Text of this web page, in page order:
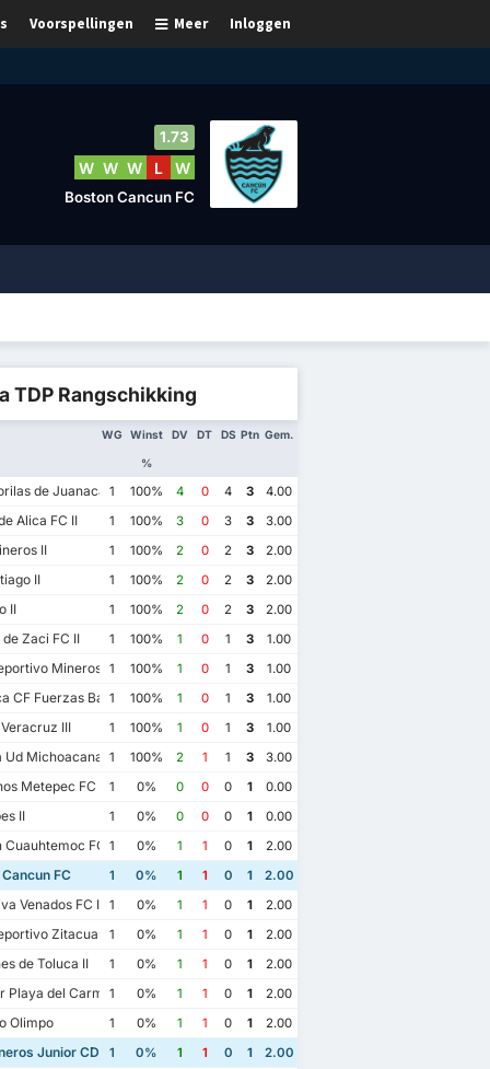
Inloggen
Meer
Voorspellingen
1.73
W W W L W
Boston Cancun FC
TDP Rangschikking
WG Winst
%
DV DT DS Ptn Gem.
de Juanacatlan II
1 100% 4 0 4 3 4.00
Alica FC II 1 100% 3 0 3 3 3.00
II 1 100% 2 0 2 3 2.00
II 1 100% 2 0 2 3 2.00
II 1 100% 2 0 2 3 2.00
Zaci FC II 1 100% 1 0 1 3 1.00
Mineros de Zacatecas II
1 100% 1 0 1 3 1.00
CF Fuerzas Basicas Pachuca CF III
1 100% 1 0 1 3 1.00
III 1 100% 1 0 1 3 1.00
Michoacana 1 100% 2 1 1 3 3.00
Metepec FC II 1 0% 0 0 0 1 0.00
II 1 0% 0 0 0 1 0.00
FC 1 0% 1 1 0 1 2.00
FC 1 0% 1 1 0 1 2.00
Venados FC II 1 0% 1 1 0 1 2.00
Zitacuaro II1 0% 1 1 0 1 2.00
de Toluca II 1 0% 1 1 0 1 2.00
Playa del Carmen AC II
1 0% 1 1 0 1 2.00
Olimpo 1 0% 1 1 0 1 2.00
Junior CD Pioneros de Cancun II
1 0% 1 1 0 1 2.00